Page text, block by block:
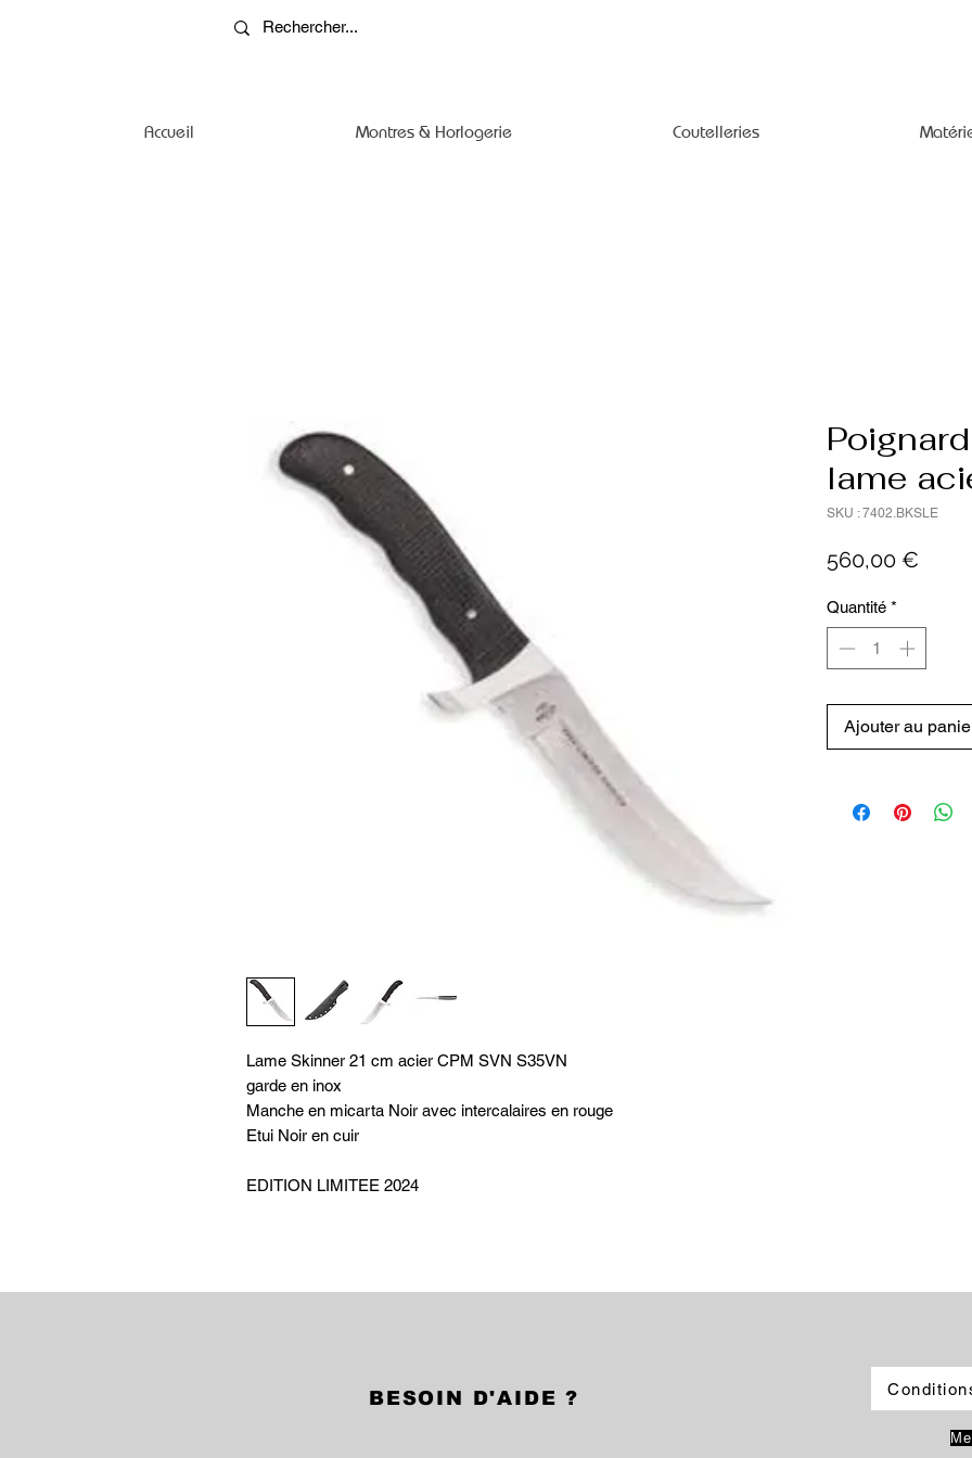
Accueil Montres & Horlogerie Coutelleries
Lame Skinner 21 cm acier CPM SVN S35VN
garde en inox
Manche en micarta Noir avec intercalaires en rouge
Etui Noir en cuir
EDITION LIMITEE 2024
lame
SKU : 7402.BKSLE
560,00 €
Quantité *
Ajouter au
BESOIN D'AIDE ?